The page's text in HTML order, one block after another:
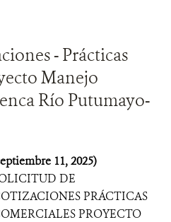
- Prácticas
Manejo
Río Putumayo-
11, 2025)
DE
PRÁCTICAS
PROYECTO